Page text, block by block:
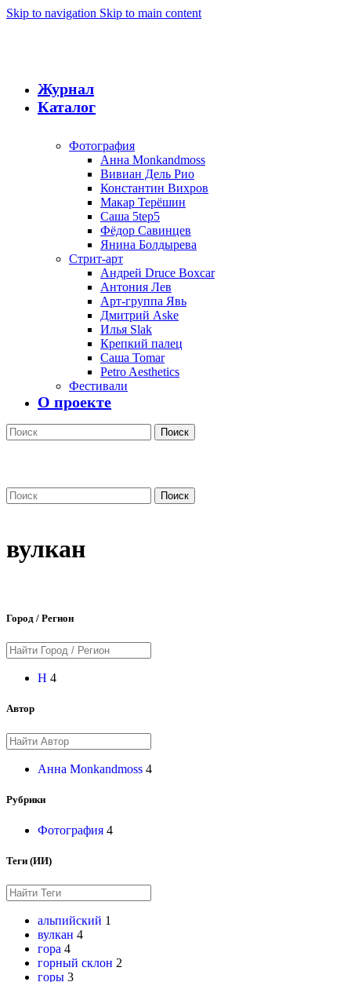
Skip to navigation Skip to main content
Журнал
Каталог
Фотография
Анна Monkandmoss
Вивиан Дель Рио
Константин Вихров
Макар Терёшин
Саша 5tep5
Фёдор Савинцев
Янина Болдырева
Стрит-арт
Андрей Druce Boxcar
Антония Лев
Арт-группа Явь
Дмитрий Aske
Илья Slak
Крепкий палец
Саша Tomar
Petro Aesthetics
Фестивали
О проекте
Поиск
Поиск
вулкан
Город / Регион
Н 4
Автор
Анна Monkandmoss 4
Рубрики
Фотография 4
Теги (ИИ)
альпийский 1
вулкан 4
гора 4
горный склон 2
горы 3